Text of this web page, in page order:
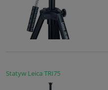
Statyw Leica TRI75